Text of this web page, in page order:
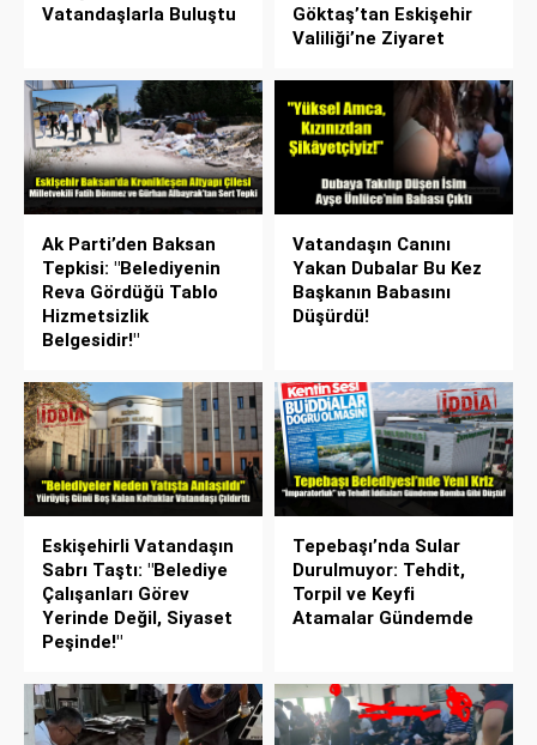
Vatandaşlarla Buluştu
Göktaş’tan Eskişehir
Valiliği’ne Ziyaret
Ak Parti’den Baksan
Tepkisi: "Belediyenin
Reva Gördüğü Tablo
Hizmetsizlik
Belgesidir!"
Vatandaşın Canını
Yakan Dubalar Bu Kez
Başkanın Babasını
Düşürdü!
Eskişehirli Vatandaşın
Sabrı Taştı: "Belediye
Çalışanları Görev
Yerinde Değil, Siyaset
Peşinde!"
Tepebaşı’nda Sular
Durulmuyor: Tehdit,
Torpil ve Keyfi
Atamalar Gündemde